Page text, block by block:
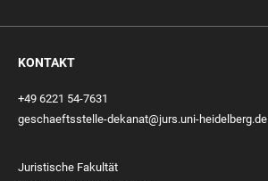
KONTAKT
+49 6221 54-7631
geschaeftsstelle-dekanat@jurs.uni-heidelberg.de
Juristische Fakultät